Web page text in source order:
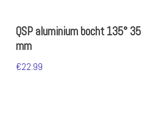
QSP aluminium bocht 135° 35
mm
€22.99